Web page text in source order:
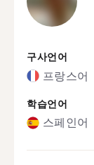
구사언어
프랑스어
학습언어
스페인어